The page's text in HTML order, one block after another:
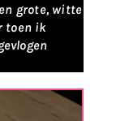
grote, witte
toen ik